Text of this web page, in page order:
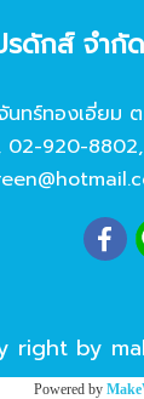
รดักส์ จํา
ทร์ทองเอี่ยม
02-920-8802,
right by
Powered by